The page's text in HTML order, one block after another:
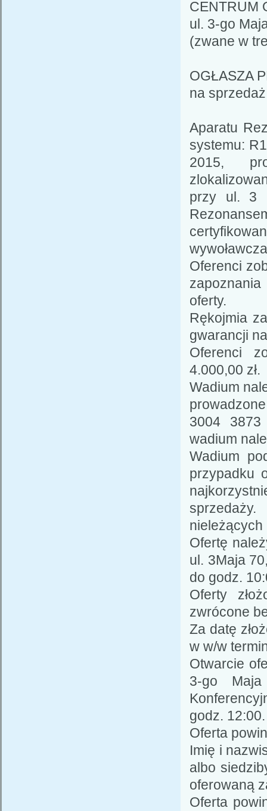
CENTRUM
ul. 3-go
(zwane w
OGŁASZA
na
Aparatu
systemu:
2015,
przy ul. 3
Oferenci
oferty.
Rękojmia
gwarancji
Oferenci
4.000,00 zł.
Wadium
3004 3873
wadium
Wadium
przypadku
nieleżących
Ofertę
ul. 3Maja
do godz.
Oferty
zwrócone
Za datę
w w/w
Otwarcie
3-go
godz. 12:00.
Oferta
Imię i
albo
oferowaną
Oferta